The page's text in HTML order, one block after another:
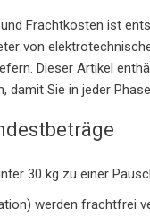
Frachtkosten ist
von
Dieser Artikel
Sie in jeder
30 kg zu einer
werden frachtfrei